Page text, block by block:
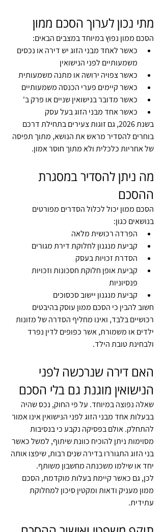
מתי נכון לערוך הסכם ממון
הסכם ממון נפוץ במיוחד במצבים הבאים:
כאשר לאחד מבני הזוג יש דירה או נכסים
משמעותיים לפני הנישואין
כאשר צפויה ירושה או מתנה משמעותית
כאשר קיימים פערי הכנסה משמעותיים
כאשר מדובר בנישואין שניים או פרק ב'
כאשר אחד מבני הזוג בעל עסק
בשנת 2026, גם זוגות צעירים בתחילת דרכם
בוחרים להסדיר מראש את הנושא, מתוך תפיסה
של אחריות כלכלית ולא מתוך חוסר אמון.
מה ניתן להסדיר במסגרת
ההסכם
הסכם ממון יכול לכלול הסדרים מפורטים
בנושאים כגון:
הפרדה רכושית מלאה
קביעת מנגנון לחלוקת דירת מגורים
הסדרת זכויות בעסק
קביעת אופן חלוקת חסכונות וזכויות
פנסיוניות
קביעת מנגנון יישוב סכסוכים
חשוב להבין כי הסכם ממון עוסק בהיבטים
רכושיים בלבד, ואינו מחליף הסדרה של מזונות
ילדים או משמורת, אשר כפופים לדין נפרד
ולבחינת טובת הילד.
האם דירה שנרכשה לפני
הנישואין מוגנת גם בלי הסכם
שאלה נפוצה במיוחד. על פי החוק, נכס שהיה
בבעלות אחד מבני הזוג לפני הנישואין אינו אמור
להתחלק. אולם בפסיקה נקבע כי בנסיבות
מסוימות ניתן להוכיח כוונת שיתוף, למשל כאשר
בני הזוג התגוררו בדירה שנים רבות, שיפצו אותה
יחד או שילמו משכנתה מחשבון משותף.
לכן, גם כאשר קיימת בעלות מוקדמת, הסכם
ממון מעניק ודאות ומקטין סיכון למחלוקת
עתידית.